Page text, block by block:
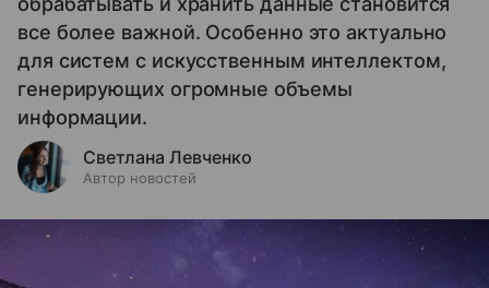
все более важной. Особенно это актуально
для систем с искусственным интеллектом,
генерирующих огромные объемы
информации.
Светлана Левченко
Автор новостей